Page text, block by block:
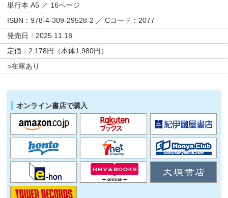
単行本 A5 ／ 16ページ
ISBN：978-4-309-29528-2 ／ Cコード：2077
発売日：2025.11.18
定価：2,178円（本体1,980円）
○在庫あり
オンライン書店で購入